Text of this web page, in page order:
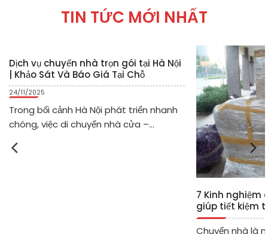
TIN TỨC MỚI NHẤT
Dịch vụ chuyển nhà trọn gói tại Hà Nội
| Khảo Sát Và Báo Giá Tại Chỗ
24/11/2025
Trong bối cảnh Hà Nội phát triển nhanh
chóng, việc di chuyển nhà cửa –...
7 Kinh nghiệm
giúp tiết kiệm
chi phí
Chuyển nhà là